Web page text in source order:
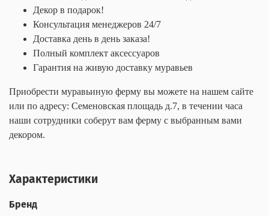
Декор в подарок!
Консультация менеджеров 24/7
Доставка день в день заказа!
Полный комплект аксессуаров
Гарантия на живую доставку муравьев
Приобрести муравьиную ферму вы можете на нашем сайте
или по адресу: Семеновская площадь д.7, в течении часа
наши сотрудники соберут вам ферму с выбранным вами
декором.
Характеристики
Бренд